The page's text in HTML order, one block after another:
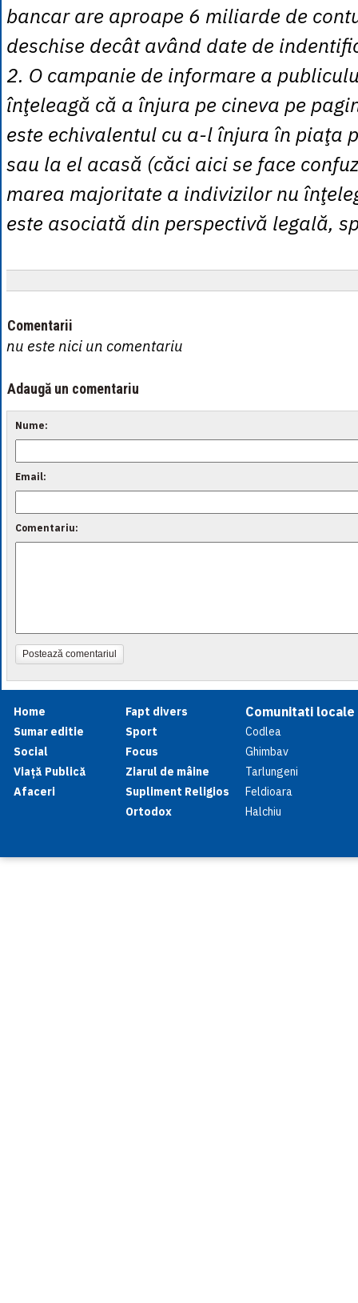
bancar are aproape 6 miliarde de
deschise decât având date de
2. O campanie de informare a
înţeleagă că a înjura pe cineva pe
este echivalentul cu a-l înjura în piaţa
sau la el acasă (căci aici se face
marea majoritate a indivizilor nu
este asociată din perspectivă legală,
Comentarii
nu este nici un comentariu
Adaugă un comentariu
Nume:
Email:
Comentariu:
Postează comentariul
Home
Sumar editie
Social
Viață Publică
Afaceri
Fapt divers
Sport
Focus
Ziarul de mâine
Supliment Religios
Ortodox
Comunitati locale
Codlea
Ghimbav
Tarlungeni
Feldioara
Halchiu